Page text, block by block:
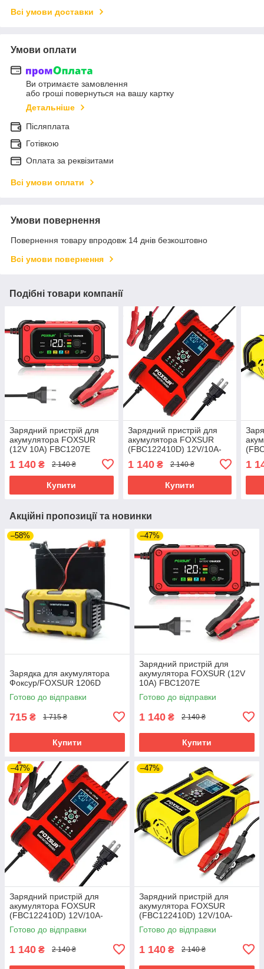
Всі умови доставки
Умови оплати
Ви отримаєте замовлення
або гроші повернуться на вашу картку
Детальніше
Післяплата
Готівкою
Оплата за реквізитами
Всі умови оплати
Умови повернення
Повернення товару впродовж 14 днів безкоштовно
Всі умови повернення
Подібні товари компанії
Зарядний пристрій для
акумулятора FOXSUR
(12V 10A) FBC1207E
1 140 ₴ 2 140 ₴
Купити
Зарядний пристрій для
акумулятора FOXSUR
(FBC122410D) 12V/10A-
1 140₴ 2 140 ₴
Купити
1
Акційні пропозиції та новинки
–58%
Зарядка для акумулятора
Фоксур/FOXSUR 1206D
Готово до відправки
715 ₴ 1 715 ₴
Купити
–47%
Зарядний пристрій для
акумулятора FOXSUR (12V
10A) FBC1207E
Готово до відправки
1 140 ₴ 2 140 ₴
Купити
–47%
Зарядний пристрій для
акумулятора FOXSUR
(FBC122410D) 12V/10A-
24V/5A
Готово до відправки
1 140 ₴ 2 140 ₴
–47%
Зарядний пристрій для
акумулятора FOXSUR
(FBC122410D) 12V/10A-
24V/5A
Готово до відправки
1 140 ₴ 2 140 ₴